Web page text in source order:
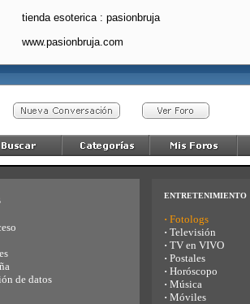
tienda esoterica : pasionbruja
www.pasionbruja.com
de datos
ENTRETENIMIENTO
· Fotologs
· Televisión
· TV en VIVO
· Postales
· Horóscopo
· Música
· Móviles